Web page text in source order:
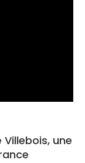
Villebois, une